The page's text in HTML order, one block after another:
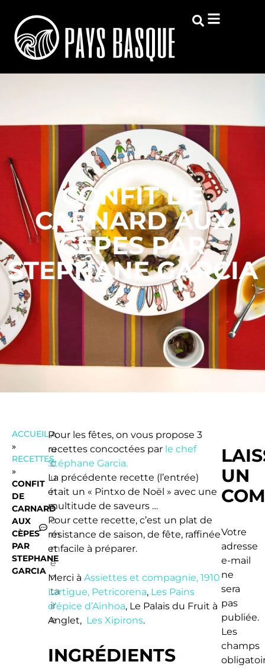
CONFIT DE
CARNARD AUX
CÈPES PAR
STEPHANE GARCIA
ACCUEIL
»
RECETTES
»
CONFIT
DE
CARNARD
AUX
CÈPES
PAR
STEPHANE
GARCIA
A
u
c
u
n
c
o
m
m
e
n
ta
ir
e
Pour les fêtes, on vous propose 3
recettes concoctées par le chef
Stéphane Garcia.
La précédente recette (l’entrée)
était un « Pintxode Noël » avec une
multitude de saveurs …
Pour cette recette, c’est un plat de
résistance de saison, de fête, raffinée
etfacile à préparer.
Merci à Assiettes et compagnie, 1910
Lartigue, Petricorena, Les Pains
d’épice d’Aïnhoa, Le Palais du Fruit à
Anglet, Les Xipirons.
INGRÉDIENTS
UN
Votre
adresse
e-mail
ne
sera
pas
publiée.
Les
champs